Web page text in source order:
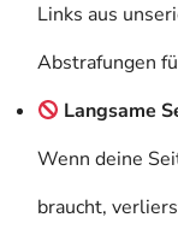
Links aus
Abstrafungen
Langsame
Wenn deine
braucht,